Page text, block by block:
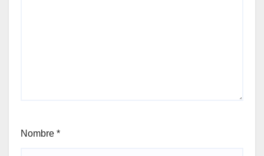
Nombre *